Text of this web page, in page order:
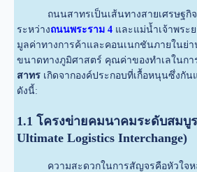
ถนนสาทรเป็นเส้นทางสายเศรษฐกิจ
ระหว่างถนนพระราม 4 และแม่น้ำเจ้าพระ
มูลค่าทางการค้าและคอนเนกชันภายในย่
ขนาดทางภูมิศาสตร์ คุณค่าของทำเลในกา
สาทร เกิดจากองค์ประกอบที่เกื้อหนุนซึ่งกั
ดังนี้:
1.1 โครงข่ายคมนาคมระดับสมบู
Ultimate Logistics Interchange)
ความสะดวกในการสัญจรคือหัวใจหลั